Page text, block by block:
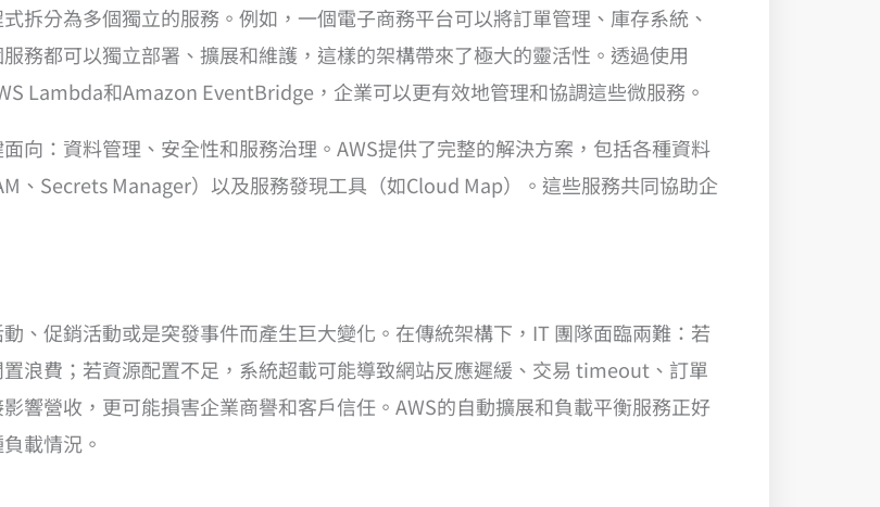
拆分為多個獨立的服務。例如，一個電子商務平台可以將訂單管理、庫存系統、
務都可以獨立部署、擴展和維護，這樣的架構帶來了極大的靈活性。透過使用
Lambda和Amazon EventBridge，企業可以更有效地管理和協調這些微服務。
向：資料管理、安全性和服務治理。AWS提供了完整的解決方案，包括各種資料
、Secrets Manager）以及服務發現工具（如Cloud Map）。這些服務共同協助企
、促銷活動或是突發事件而產生巨大變化。在傳統架構下，IT 團隊面臨兩難：若
浪費；若資源配置不足，系統超載可能導致網站反應遲緩、交易 timeout、訂單
響營收，更可能損害企業商譽和客戶信任。AWS的自動擴展和負載平衡服務正好
載情況。